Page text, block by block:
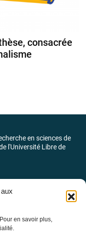
en savoir plus,
consacrée
en sciences de
l'Université Libre de